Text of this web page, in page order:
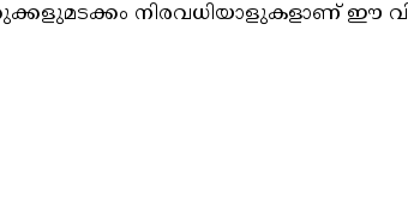
നിരവധിയാളുകളാണ് ഈ